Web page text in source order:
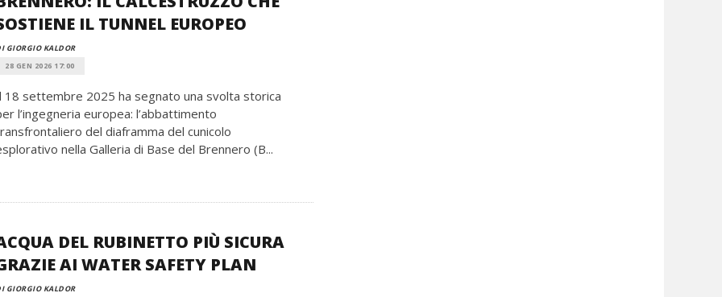
IL TUNNEL EUROPEO
GIORGIO KALDOR
28 GEN 2026 17:00
18 settembre 2025 ha segnato una svolta storica
l’ingegneria europea: l’abbattimento
del diaframma del cunicolo
nella Galleria di Base del Brennero (B...
DEL RUBINETTO PIÙ SICURA
AI WATER SAFETY PLAN
GIORGIO KALDOR